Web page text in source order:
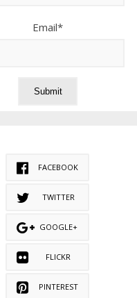
Email*
FACEBOOK
TWITTER
GOOGLE+
FLICKR
PINTEREST